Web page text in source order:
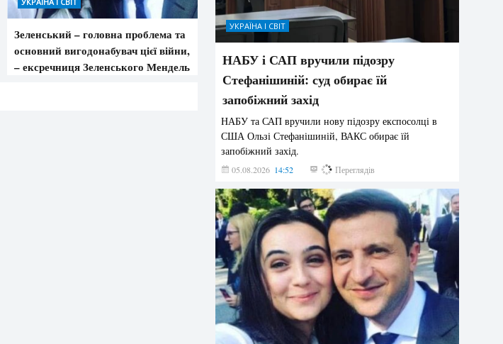
Зеленський – головна проблема та
основний вигодонабувач цієї війни,
– ексречниця Зеленського Мендель
УКРАЇНА І СВІТ
НАБУ і САП вручили підозру
Стефанішиній: суд обирає їй
запобіжний захід
НАБУ та САП вручили нову підозру експосолці в
США Ользі Стефанішиній, ВАКС обирає їй
запобіжний захід.
05.08.2026 14:52 161 Переглядів